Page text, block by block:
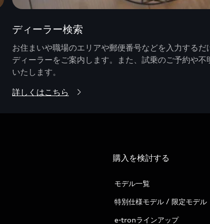
ディーラー検索
お住まいや職場のエリアや郵便番号などを入力する
ディーラーをご案内します。また、試乗のご予約や
いたします。
詳しくはこちら
購入を検討する
モデル一覧
特別仕様モデル / 限定モデル
e-tronラインアップ